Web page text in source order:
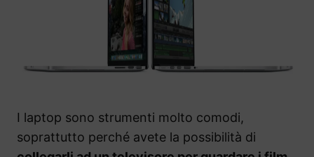
I laptop sono strumenti molto comodi,
soprattutto perché avete la possibilità di